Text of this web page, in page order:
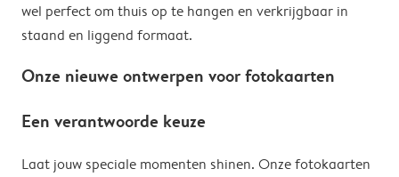
wel perfect om thuis op te hangen en verkrijgbaar in
staand en liggend formaat.
Onze nieuwe ontwerpen voor fotokaarten
Een verantwoorde keuze
Laat jouw speciale momenten shinen. Onze fotokaarten